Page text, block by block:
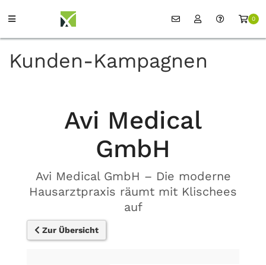
0
Kunden-Kampagnen
Avi Medical
GmbH
Avi Medical GmbH – Die moderne
Hausarztpraxis räumt mit Klischees
auf
Zur Übersicht